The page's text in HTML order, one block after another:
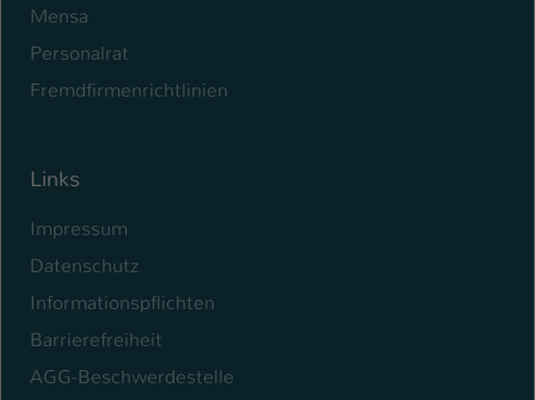
Mensa
Personalrat
Fremdfirmenrichtlinien
Links
Impressum
Datenschutz
Informationspflichten
Barrierefreiheit
AGG-Beschwerdestelle